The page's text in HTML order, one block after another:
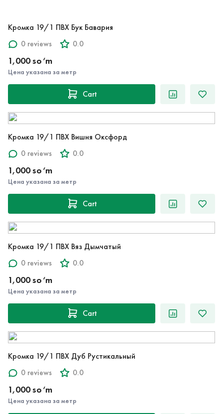
Кромка 19/1 ПВХ Бук Бавария
0 reviews
0.0
1,000 so‘m
Цена указана за метр
Cart
Кромка 19/1 ПВХ Вишня Оксфорд
0 reviews
0.0
1,000 so‘m
Цена указана за метр
Cart
Кромка 19/1 ПВХ Вяз Дымчатый
0 reviews
0.0
1,000 so‘m
Цена указана за метр
Cart
Кромка 19/1 ПВХ Дуб Рустикальный
0 reviews
0.0
1,000 so‘m
Цена указана за метр